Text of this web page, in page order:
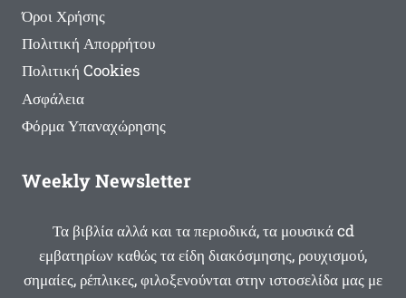
Όροι Χρήσης
Πολιτική Απορρήτου
Πολιτική Cookies
Ασφάλεια
Φόρμα Υπαναχώρησης
Weekly Newsletter
Τα βιβλία αλλά και τα περιοδικά, τα μουσικά cd
εμβατηρίων καθώς τα είδη διακόσμησης, ρουχισμού,
σημαίες, ρέπλικες, φιλοξενούνται στην ιστοσελίδα μας με